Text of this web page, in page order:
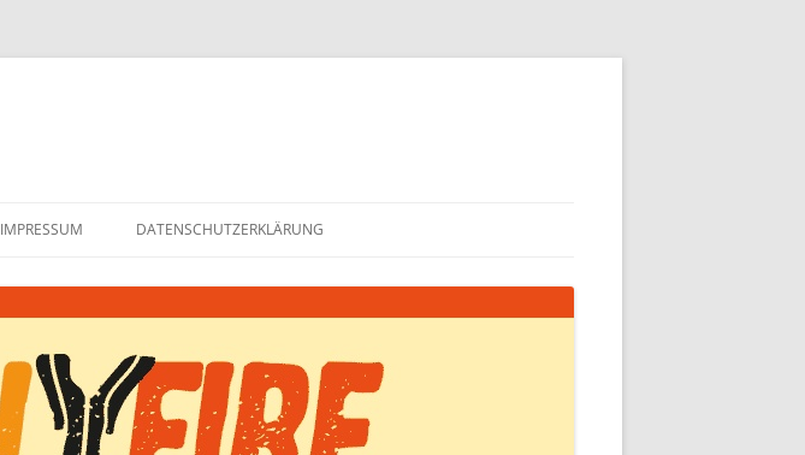
IMPRESSUM DATENSCHUTZERKLÄRUNG